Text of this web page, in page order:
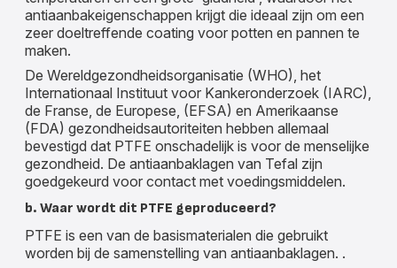
antiaanbakeigenschappen krijgt die ideaal zijn om een
zeer doeltreffende coating voor potten en pannen te
maken.
De Wereldgezondheidsorganisatie (WHO), het
Internationaal Instituut voor Kankeronderzoek (IARC),
de Franse, de Europese, (EFSA) en Amerikaanse
(FDA) gezondheidsautoriteiten hebben allemaal
bevestigd dat PTFE onschadelijk is voor de menselijke
gezondheid. De antiaanbaklagen van Tefal zijn
goedgekeurd voor contact met voedingsmiddelen.
b. Waar wordt dit PTFE geproduceerd?
PTFE is een van de basismaterialen die gebruikt
worden bij de samenstelling van antiaanbaklagen. .